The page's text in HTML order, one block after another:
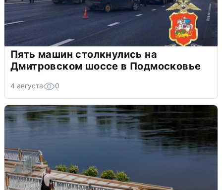
Пять машин столкнулись на
Дмитровском шоссе в Подмосковье
4 августа 0